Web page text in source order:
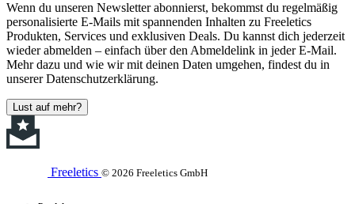
Wenn du unseren Newsletter abonnierst, bekommst du regelmäßig
personalisierte E-Mails mit spannenden Inhalten zu Freeletics
Produkten, Services und exklusiven Deals. Du kannst dich jederzeit
wieder abmelden – einfach über den Abmeldelink in jeder E-Mail.
Mehr dazu und wie wir mit deinen Daten umgehen, findest du in
unserer Datenschutzerklärung.
Lust auf mehr?
Freeletics © 2026 Freeletics GmbH